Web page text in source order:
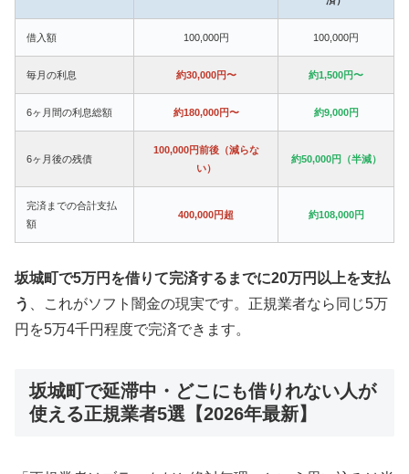
借入額 100,000円 100,000円
毎月の利息 約30,000円〜 約1,500円〜
6ヶ月間の利息総額 約180,000円〜 約9,000円
6ヶ月後の残債
100,000円前後（減らな
い）
約50,000円（半減）
完済までの合計支払
額
400,000円超 約108,000円
坂城町で5万円を借りて完済するまでに20万円以上を支払
う
、これがソフト闇金の現実です。正規業者なら同じ5万
円を5万4千円程度で完済できます。
坂城町で延滞中・どこにも借りれない人が
使える正規業者5選【2026年最新】